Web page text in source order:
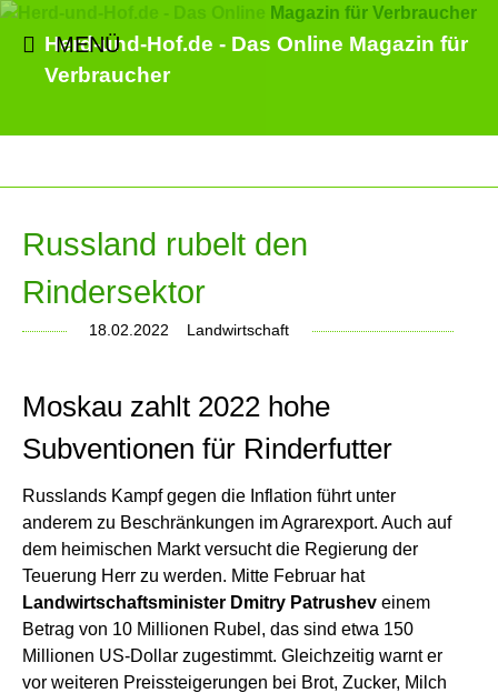
Herd-und-Hof.de - Das Online Magazin für
Verbraucher
MENÜ
Russland rubelt den
Rindersektor
18.02.2022 Landwirtschaft
Moskau zahlt 2022 hohe
Subventionen für Rinderfutter
Russlands Kampf gegen die Inflation führt unter
anderem zu Beschränkungen im Agrarexport. Auch auf
dem heimischen Markt versucht die Regierung der
Teuerung Herr zu werden. Mitte Februar hat
Landwirtschaftsminister Dmitry Patrushev einem
Betrag von 10 Millionen Rubel, das sind etwa 150
Millionen US-Dollar zugestimmt. Gleichzeitig warnt er
vor weiteren Preissteigerungen bei Brot, Zucker, Milch